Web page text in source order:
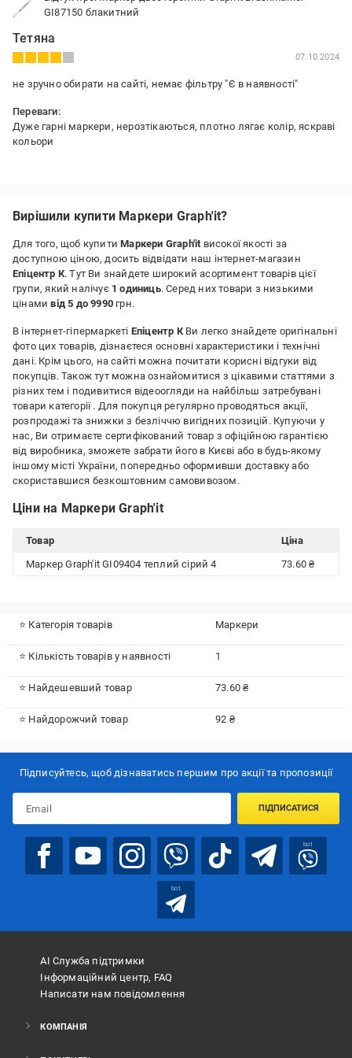
GI87150 блакитний
Тетяна
07.10.2024
не зручно обирати на сайті, немає фільтру "Є в наявності"
Переваги:
Дуже гарні маркери, нерозтікаються, плотно лягає колір, яскраві
кольори
Вирішили купити Маркери Graph'it?
Для того, щоб купитиМаркери Graph'itвисокої якості за
доступною ціною, досить відвідати наш інтернет-магазин
Епіцентр К. Тут Ви знайдете широкий асортимент товарів цієї
групи, який налічує 1 одиниць. Серед них товари з низькими
цінамивід 5 до 9990 грн.
В інтернет-гіпермаркеті Епіцентр КВи легко знайдете оригінальні
фото цих товарів, дізнаєтеся основні характеристики і технічні
дані. Крім цього, на сайті можна почитати корисні відгуки від
покупців. Також тут можна ознайомитися з цікавими статтями з
різних тем і подивитися відеоогляди на найбільш затребувані
товари категорії . Для покупця регулярно проводяться акції,
розпродажі та знижки з безліччю вигідних позицій. Купуючи у
нас, Ви отримаєте сертифікований товар з офіційною гарантією
від виробника, зможете забрати його в Києві або в будь-якому
іншому місті України, попередньо оформивши доставку або
скориставшися безкоштовним самовивозом.
Ціни на Маркери Graph'it
Товар
Ціна
Маркер Graph'it GI09404 теплий сірий 4
73.60 ₴
⭐ Категорія товарів Маркери
⭐ Кількість товарів у наявності 1
⭐ Найдешевший товар 73.60 ₴
⭐ Найдорожчий товар 92 ₴
Підписуйтесь, щоб дізнаватись першим про акції та пропозиції
ПІДПИСАТИСЯ
bot
bot
АІ Служба підтримки
Інформаційний центр, FAQ
Написати нам повідомлення
КОМПАНІЯ